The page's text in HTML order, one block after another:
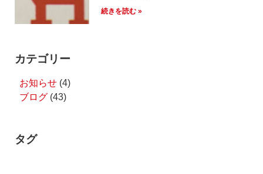
続きを読む »
カテゴリー
お知らせ (4)
ブログ (43)
タグ